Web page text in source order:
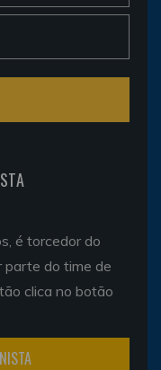
é torcedor do
parte do time de
clica no botão